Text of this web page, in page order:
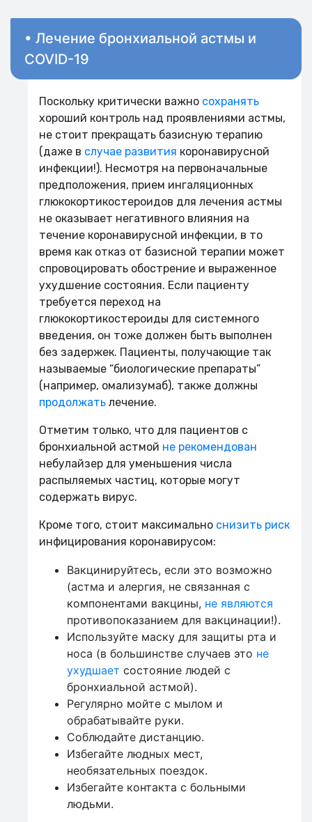
• Лечение бронхиальной астмы и
COVID-19
Поскольку критически важно сохранять
хороший контроль над проявлениями астмы,
не стоит прекращать базисную терапию
(даже в случае развития коронавирусной
инфекции!). Несмотря на первоначальные
предположения, прием ингаляционных
глюкокортикостероидов для лечения астмы
не оказывает негативного влияния на
течение коронавирусной инфекции, в то
время как отказ от базисной терапии может
спровоцировать обострение и выраженное
ухудшение состояния. Если пациенту
требуется переход на
глюкокортикостероиды для системного
введения, он тоже должен быть выполнен
без задержек. Пациенты, получающие так
называемые “биологические препараты”
(например, омализумаб), также должны
продолжать лечение.
Отметим только, что для пациентов с
бронхиальной астмой не рекомендован
небулайзер для уменьшения числа
распыляемых частиц, которые могут
содержать вирус.
Кроме того, стоит максимально снизить риск
инфицирования коронавирусом:
Вакцинируйтесь, если это возможно
(астма и алергия, не связанная с
компонентами вакцины, не являются
противопоказанием для вакцинации!).
Используйте маску для защиты рта и
носа (в большинстве случаев это не
ухудшает состояние людей с
бронхиальной астмой).
Регулярно мойте с мылом и
обрабатывайте руки.
Соблюдайте дистанцию.
Избегайте людных мест,
необязательных поездок.
Избегайте контакта с больными
людьми.